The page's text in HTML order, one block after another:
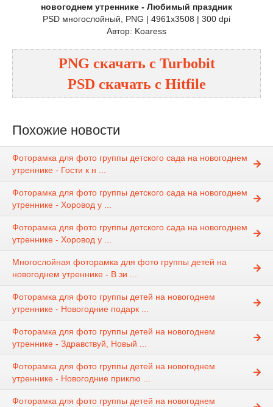
новогоднем утреннике - Любимый праздник
PSD многослойный, PNG | 4961x3508 | 300 dpi
Автор: Koaress
PNG cкачать с Turbobit
PSDcкачать с Hitfile
Похожие новости
Фоторамка для фото группы детского сада на новогоднем
утреннике - Гости к н ...
Фоторамка для фото группы детского сада на новогоднем
утреннике - Хоровод у ...
Фоторамка для фото группы детского сада на новогоднем
утреннике - Хоровод у ...
Многослойная фоторамка для фото группы детей на
новогоднем утреннике - В зи ...
Фоторамка для фото группы детей на новогоднем
утреннике - Новогодние подарк ...
Фоторамка для фото группы детей на новогоднем
утреннике - Здравствуй, Новый ...
Фоторамка для фото группы детей на новогоднем
утреннике - Новогодние приклю ...
Фоторамка для фото группы детей на новогоднем